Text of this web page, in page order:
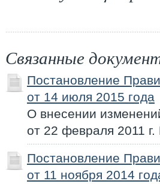
Связанные
Постановление
от 14 июля 2015 года
О внесении
от 22 февраля 2011
Постановление
от 11 ноября 2014